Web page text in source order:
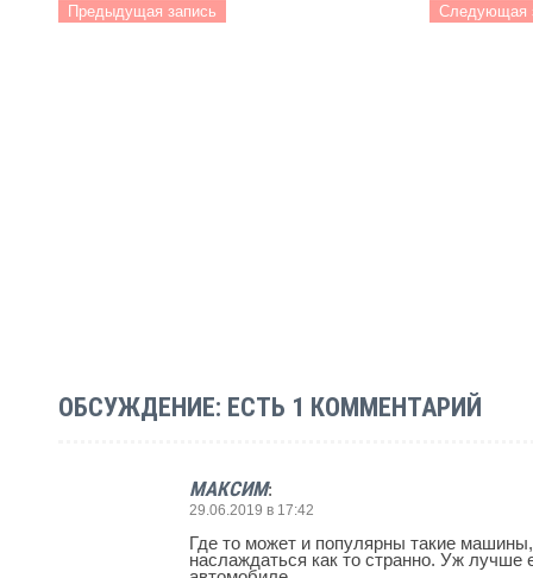
Предыдущая запись Следующая
ОБСУЖДЕНИЕ: ЕСТЬ 1 КОММЕНТАРИЙ
МАКСИМ:
29.06.2019 в 17:42
Где то может и популярны такие машины,
наслаждаться как то странно. Уж лучше